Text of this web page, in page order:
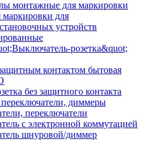
монтажные для маркировки
маркировки для
устройств
розетка&quot;
контактом бытовая
без защитного контакта
диммеры
переключатели
с электронной коммутацией
шнуровой/диммер